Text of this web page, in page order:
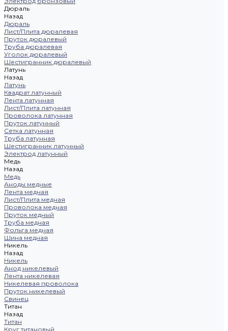
Дюраль
Назад
Дюраль
Лист/Плита дюралевая
Пруток дюралевый
Труба дюралевая
Уголок дюралевый
Шестигранник дюралевый
Латунь
Назад
Латунь
Квадрат латунный
Лента латунная
Лист/Плита латунная
Проволока латунная
Пруток латунный
Сетка латунная
Труба латунная
Шестигранник латунный
Электрод латунный
Медь
Назад
Медь
Аноды медные
Лента медная
Лист/Плита медная
Проволока медная
Пруток медный
Труба медная
Фольга медная
Шина медная
Никель
Назад
Никель
Анод никелевый
Лента никелевая
Никелевая проволока
Пруток никелевый
Свинец
Титан
Назад
Титан
Круг титановый